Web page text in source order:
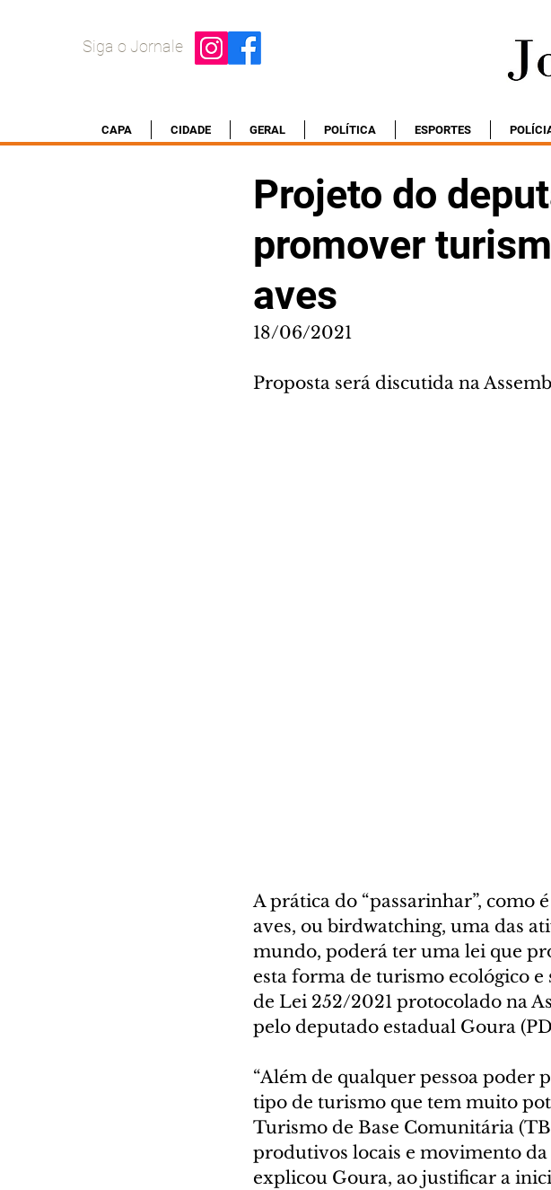
Siga o Jornale
CAPA CIDADE GERAL POLÍTICA ESPORTES
Projeto do
promover
aves
18/06/2021
Proposta será discutida na
A prática do “passarinhar”, como
aves, ou birdwatching, uma das
mundo, poderá ter uma lei que
esta forma de turismo ecológico
de Lei 252/2021 protocolado na
pelo deputado estadual Goura
“Além de qualquer pessoa poder
tipo de turismo que tem muito
Turismo de Base Comunitária
produtivos locais e movimento da
explicou Goura, ao justificar a